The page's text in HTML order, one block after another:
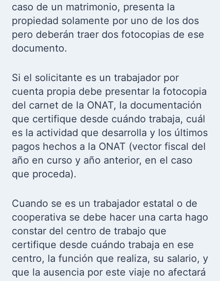
caso de un matrimonio, presenta la
propiedad solamente por uno de los dos
pero deberán traer dos fotocopias de ese
documento.
Si el solicitante es un trabajador por
cuenta propia debe presentar la fotocopia
del carnet de la ONAT, la documentación
que certifique desde cuándo trabaja, cuál
es la actividad que desarrolla y los últimos
pagos hechos a la ONAT (vector fiscal del
año en curso y año anterior, en el caso
que proceda).
Cuando se es un trabajador estatal o de
cooperativa se debe hacer una carta hago
constar del centro de trabajo que
certifique desde cuándo trabaja en ese
centro, la función que realiza, su salario, y
que la ausencia por este viaje no afectará